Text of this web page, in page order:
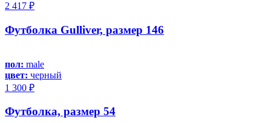
2 417 ₽
Футболка Gulliver, размер 146
пол: male
цвет: черный
1 300 ₽
Футболка, размер 54